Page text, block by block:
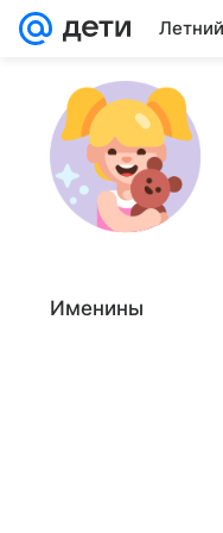
Именины